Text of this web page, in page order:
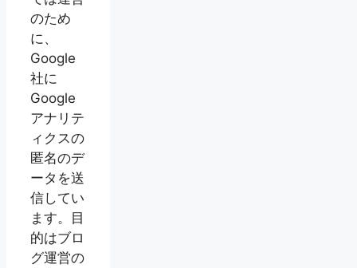
のため
に、
Google
社に
Google
アナリテ
ィクスの
匿名のデ
ータを送
信してい
ます。目
的はブロ
グ運営の